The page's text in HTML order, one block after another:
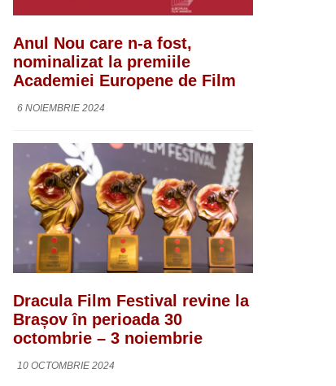
Anul Nou care n-a fost,
nominalizat la premiile
Academiei Europene de Film
6 NOIEMBRIE 2024
Dracula Film Festival revine la
Brașov în perioada 30
octombrie – 3 noiembrie
10 OCTOMBRIE 2024